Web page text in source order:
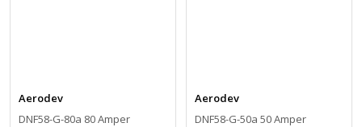
Aerodev
DNF58-G-80a 80 Amper
Aerodev
DNF58-G-50a 50 Amper